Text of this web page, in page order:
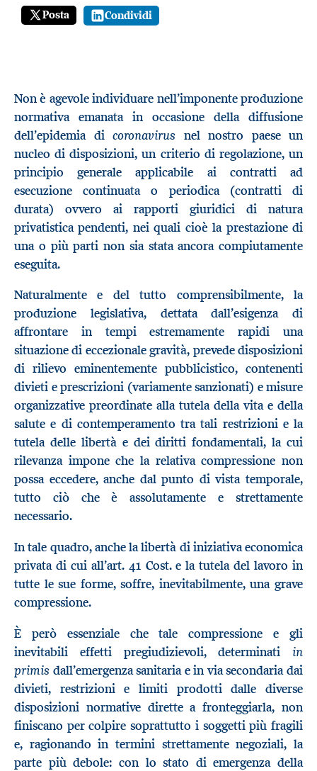
Posta Condividi
Non è agevole individuare nell’imponente produzione
normativa emanata in occasione della diffusione
dell’epidemia di coronavirus nel nostro paese un
nucleo di disposizioni, un criterio di regolazione, un
principio generale applicabile ai contratti ad
esecuzione continuata o periodica (contratti di
durata) ovvero ai rapporti giuridici di natura
privatistica pendenti, nei quali cioè la prestazione di
una o più parti non sia stata ancora compiutamente
eseguita.
Naturalmente e del tutto comprensibilmente, la
produzione legislativa, dettata dall’esigenza di
affrontare in tempi estremamente rapidi una
situazione di eccezionale gravità, prevede disposizioni
di rilievo eminentemente pubblicistico, contenenti
divieti e prescrizioni (variamente sanzionati) e misure
organizzative preordinate alla tutela della vita e della
salute e di contemperamento tra tali restrizioni e la
tutela delle libertà e dei diritti fondamentali, la cui
rilevanza impone che la relativa compressione non
possa eccedere, anche dal punto di vista temporale,
tutto ciò che è assolutamente e strettamente
necessario.
In tale quadro, anche la libertà di iniziativa economica
privata di cui all’art. 41 Cost. e la tutela del lavoro in
tutte le sue forme, soffre, inevitabilmente, una grave
compressione.
È però essenziale che tale compressione e gli
inevitabili effetti pregiudizievoli, determinati in
primis dall’emergenza sanitaria e in via secondaria dai
divieti, restrizioni e limiti prodotti dalle diverse
disposizioni normative dirette a fronteggiarla, non
finiscano per colpire soprattutto i soggetti più fragili
e, ragionando in termini strettamente negoziali, la
parte più debole: con lo stato di emergenza della